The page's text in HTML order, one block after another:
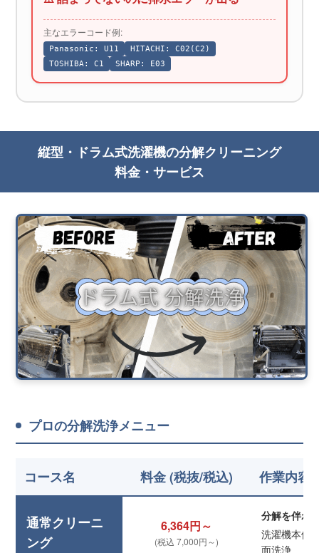
主なエラーコード例:
Panasonic: U11
HITACHI: C02(C2)
TOSHIBA: C1
SHARP: E03
縦型・ドラム式洗濯機の分解クリーニング
料金・サービス
プロの分解洗浄メニュー
コース名 料金 (税抜/税込) 作業内容
通常クリーニ
ング
6,364円～
(税込 7,000円～)
分解を伴わ
洗濯機本体
面洗浄